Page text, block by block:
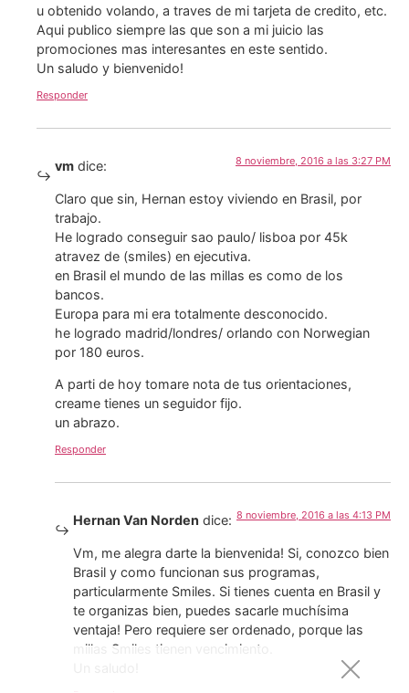
u obtenido volando, a traves de mi tarjeta de credito, etc.
Aqui publico siempre las que son a mi juicio las
promociones mas interesantes en este sentido.
Un saludo y bienvenido!
Responder
vm dice: 8 noviembre, 2016 a las 3:27 PM
Claro que sin, Hernan estoy viviendo en Brasil, por
trabajo.
He logrado conseguir sao paulo/ lisboa por 45k
atravez de (smiles) en ejecutiva.
en Brasil el mundo de las millas es como de los
bancos.
Europa para mi era totalmente desconocido.
he logrado madrid/londres/ orlando con Norwegian
por 180 euros.
A parti de hoy tomare nota de tus orientaciones,
creame tienes un seguidor fijo.
un abrazo.
Responder
Hernan Van Norden dice: 8 noviembre, 2016 a las 4:13 PM
Vm, me alegra darte la bienvenida! Si, conozco bien
Brasil y como funcionan sus programas,
particularmente Smiles. Si tienes cuenta en Brasil y
te organizas bien, puedes sacarle muchísima
ventaja! Pero requiere ser ordenado, porque las
millas Smiles tienen vencimiento.